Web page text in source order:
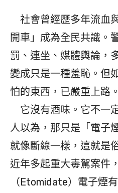
社會曾經歷多年流血
開車」成為全民共識。
罰、連坐、媒體輿論，
變成只是一種羞恥。但
怕的東西，已嚴重上路。
它沒有酒味。它不一
人以為，那只是「電子
就像斷線一樣，這就是
近年多起重大毒駕案件
（Etomidate）電子煙